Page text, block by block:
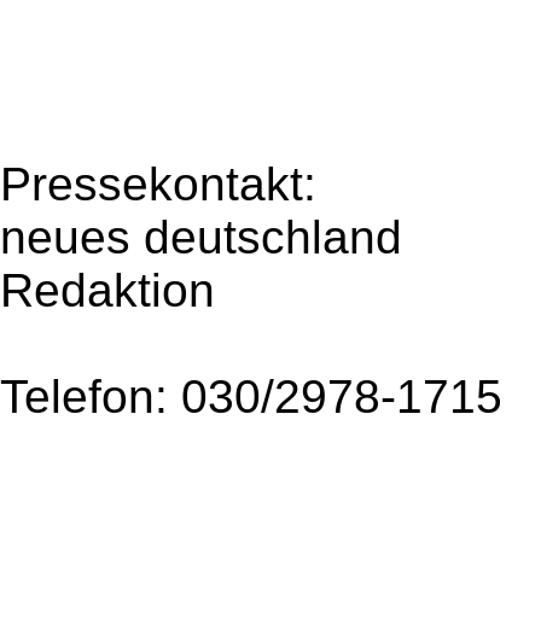
Pressekontakt:
neues deutschland
Redaktion
Telefon: 030/2978-1715